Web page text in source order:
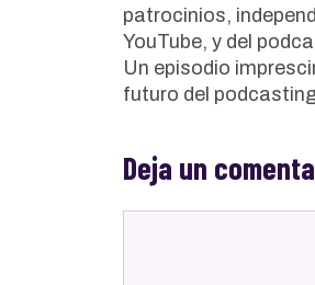
patrocinios,
YouTube, y del
Un episodio
futuro del
Deja un